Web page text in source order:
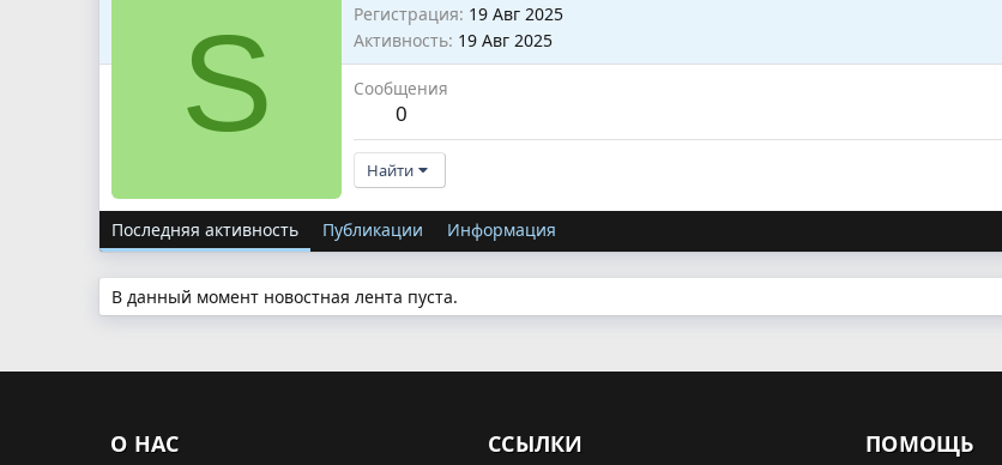
S Регистрация 19 Авг 2025
Активность 19 Авг 2025
Сообщения
0
Найти
Последняя активность Публикации Информация
В данный момент новостная лента пуста.
О НАС ССЫЛКИ ПОМОЩЬ